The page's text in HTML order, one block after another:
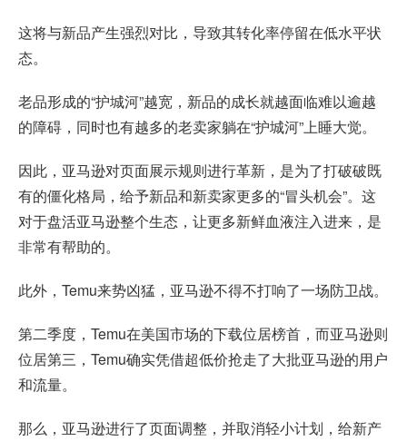
这将与新品产生强烈对比，导致其转化率停留在低水平状
态。
老品形成的“护城河”越宽，新品的成长就越面临难以逾越
的障碍，同时也有越多的老卖家躺在“护城河”上睡大觉。
因此，亚马逊对页面展示规则进行革新，是为了打破破既
有的僵化格局，给予新品和新卖家更多的“冒头机会”。这
对于盘活亚马逊整个生态，让更多新鲜血液注入进来，是
非常有帮助的。
此外，Temu来势凶猛，亚马逊不得不打响了一场防卫战。
第二季度，Temu在美国市场的下载位居榜首，而亚马逊则
位居第三，Temu确实凭借超低价抢走了大批亚马逊的用户
和流量。
那么，亚马逊进行了页面调整，并取消轻小计划，给新产